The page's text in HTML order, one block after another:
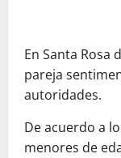
En Santa Rosa
pareja
autoridades.
De acuerdo a
menores de